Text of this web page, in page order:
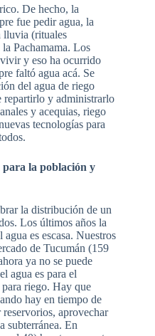
De hecho, la
fue pedir agua, la
lluvia (rituales
Pachamama. Los
y eso ha ocurrido
faltó agua acá. Se
del agua de riego
repartirlo y administrarlo
y acequias, riego
tecnologías para
para la población y
la distribución de un
Los últimos años la
es escasa. Nuestros
de Tucumán (159
ya no se puede
agua es para el
riego. Hay que
hay en tiempo de
reservorios, aprovechar
subterránea. En